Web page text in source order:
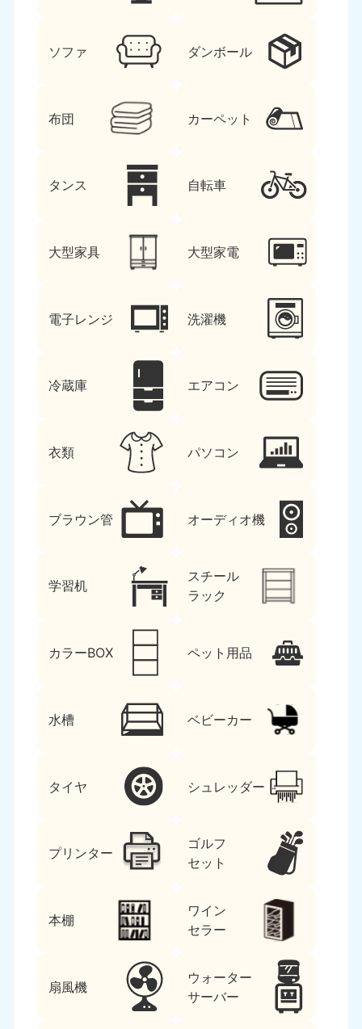
ソファ ダンボール
布団 カーペット
タンス 自転車
大型家具 大型家電
電子レンジ 洗濯機
冷蔵庫 エアコン
衣類 パソコン
ブラウン管 オーディオ機
学習机
スチール
ラック
カラーBOX ペット用品
水槽 ベビーカー
タイヤ シュレッダー
プリンター
ゴルフ
セット
本棚
ワイン
セラー
扇風機
ウォーター
サーバー